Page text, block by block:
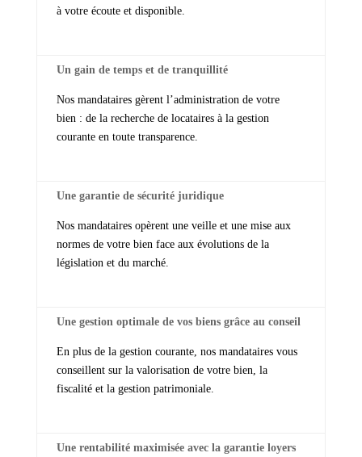
à votre écoute et disponible.
Un gain de temps et de tranquillité
Nos mandataires gèrent l’administration de votre
bien : de la recherche de locataires à la gestion
courante en toute transparence.
Une garantie de sécurité juridique
Nos mandataires opèrent une veille et une mise aux
normes de votre bien face aux évolutions de la
législation et du marché.
Une gestion optimale de vos biens grâce au conseil
En plus de la gestion courante, nos mandataires vous
conseillent sur la valorisation de votre bien, la
fiscalité et la gestion patrimoniale.
Une rentabilité maximisée avec la garantie loyers